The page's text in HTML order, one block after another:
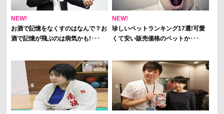
NEW!
お酒で記憶をなくすのはなんで？お
酒で記憶が飛ぶのは病気かも!･･･
NEW!
珍しいペットランキング17選!可愛
くて安い販売価格のペットか･･･